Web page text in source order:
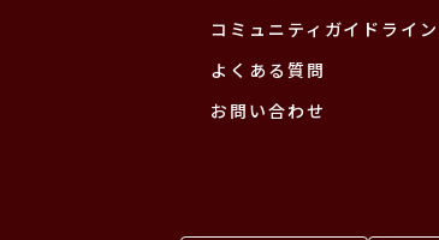
コミュニティガイドライン
よくある質問
お問い合わせ